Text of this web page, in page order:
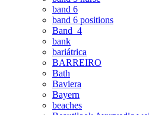
band 6
band 6 positions
Band_4
bank
bariátrica
BARREIRO
Bath
Baviera
Bayern
beaches